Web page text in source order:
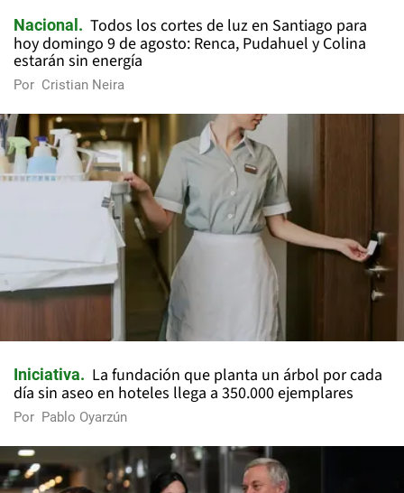
Nacional
Todos los cortes de luz en Santiago para
hoy domingo 9 de agosto: Renca, Pudahuel y Colina
estarán sin energía
Por Cristian Neira
Iniciativa
La fundación que planta un árbol por cada
día sin aseo en hoteles llega a 350.000 ejemplares
Por Pablo Oyarzún